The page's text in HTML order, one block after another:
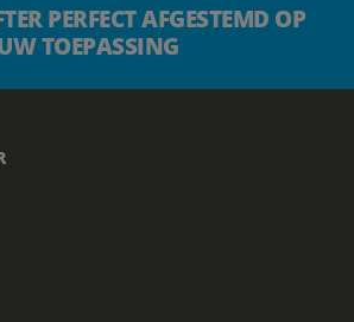
PERFECT AFGESTEMD OP
TOEPASSING